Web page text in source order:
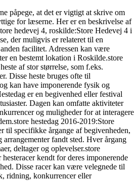
påpege, at det er vigtigt at skrive om
for læserne. Her er en beskrivelse af
hedevej 4, roskilde:Store Hedevej 4 i
der muligvis er relateret til en
facilitet. Adressen kan være
en bestemt lokation i Roskilde.store
af stor størrelse, som f.eks.
Disse heste bruges ofte til
kan have imponerende fysik og
er en begivenhed eller festival
Dagen kan omfatte aktiviteter
og muligheder for at interagere
hestedag 2016-2019:Store
til specifikke årgange af begivenheden,
fandt sted. Hver årgang
deltager og oplevelser.store
hesteracer kendt for deres imponerende
Disse racer kan være velegnede til
ridning, konkurrencer eller